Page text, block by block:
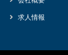
求人情報